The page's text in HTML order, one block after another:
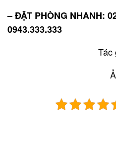
– ĐẶT PHÒNG NHANH:
0943.333.333
Tác